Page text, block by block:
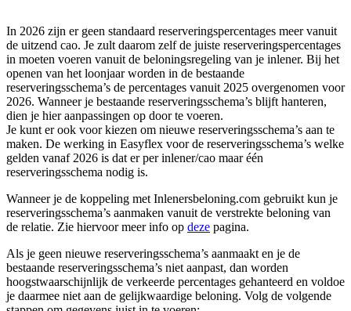
In 2026 zijn er geen standaard reserveringspercentages meer vanuit
de uitzend cao. Je zult daarom zelf de juiste reserveringspercentages
in moeten voeren vanuit de beloningsregeling van je inlener. Bij het
openen van het loonjaar worden in de bestaande
reserveringsschema’s de percentages vanuit 2025 overgenomen voor
2026. Wanneer je bestaande reserveringsschema’s blijft hanteren,
dien je hier aanpassingen op door te voeren.
Je kunt er ook voor kiezen om nieuwe reserveringsschema’s aan te
maken. De werking in Easyflex voor de reserveringsschema’s welke
gelden vanaf 2026 is dat er per inlener/cao maar één
reserveringsschema nodig is.
Wanneer je de koppeling met Inlenersbeloning.com gebruikt kun je
reserveringsschema’s aanmaken vanuit de verstrekte beloning van
de relatie. Zie hiervoor meer info op deze pagina.
Als je geen nieuwe reserveringsschema’s aanmaakt en je de
bestaande reserveringsschema’s niet aanpast, dan worden
hoogstwaarschijnlijk de verkeerde percentages gehanteerd en voldoe
je daarmee niet aan de gelijkwaardige beloning. Volg de volgende